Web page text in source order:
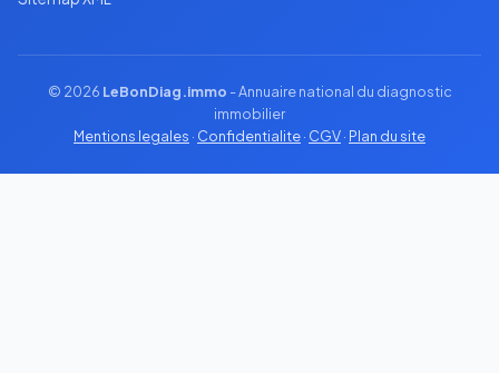
© 2026 LeBonDiag.immo - Annuaire national du diagnostic
immobilier
Mentions legales · Confidentialite· CGV· Plan du site